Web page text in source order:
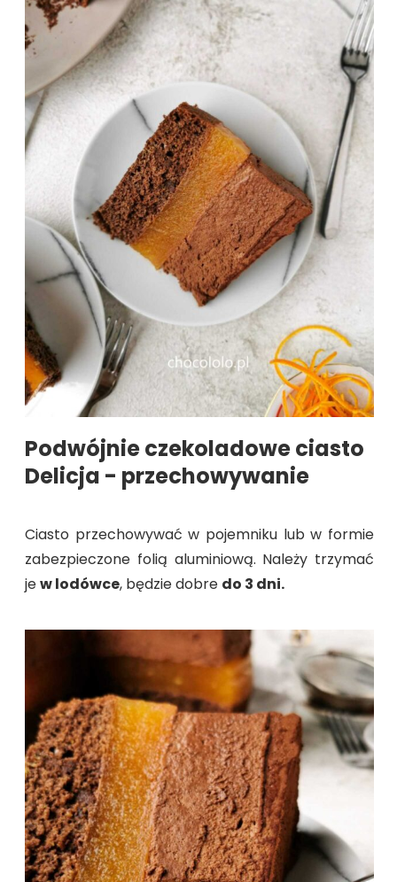
Podwójnie czekoladowe ciasto
Delicja - przechowywanie
Ciasto przechowywać w pojemniku lub w formie
zabezpieczone folią aluminiową. Należy trzymać
jew lodówce, będzie dobre do 3 dni.